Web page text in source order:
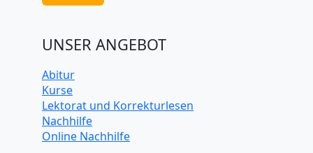
UNSER ANGEBOT
Abitur
Kurse
Lektorat und Korrekturlesen
Nachhilfe
Online Nachhilfe